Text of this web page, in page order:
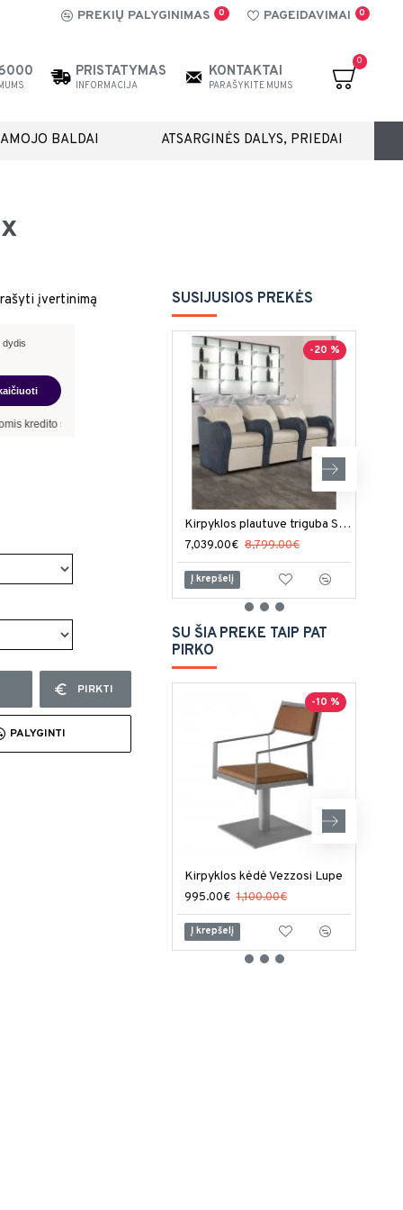
PREKIŲ PALYGINIMAS 0 PAGEIDAVIMAI 0
PRISTATYMAS
INFORMACIJA
KONTAKTAI
PARAŠYKITE MUMS
0
BALDAI ATSARGINĖS DALYS, PRIEDAI
įvertinimą
dydis
sąlygomis nefinansuojame.
PIRKTI
PALYGINTI
SUSIJUSIOS PREKĖS
-20 %
Kirpyklos plautuve triguba Salon Ambience Luxury
7,039.00€ 8,799.00€
Į krepšelį
SU ŠIA PREKE TAIP PAT
PIRKO
-10 %
Kirpyklos kėdė Vezzosi Lupe
995.00€ 1,100.00€
Į krepšelį